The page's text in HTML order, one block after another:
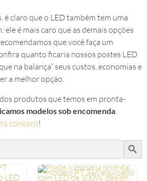
é claro que o LED também tem uma
ele é mais caro que as demais opções
que você faça um
quanto ficaria nossos postes LED
na balança” seus custos, economias e
a melhor opção.
produtos que temos em pronta-
modelos sob encomenda.
conosco!